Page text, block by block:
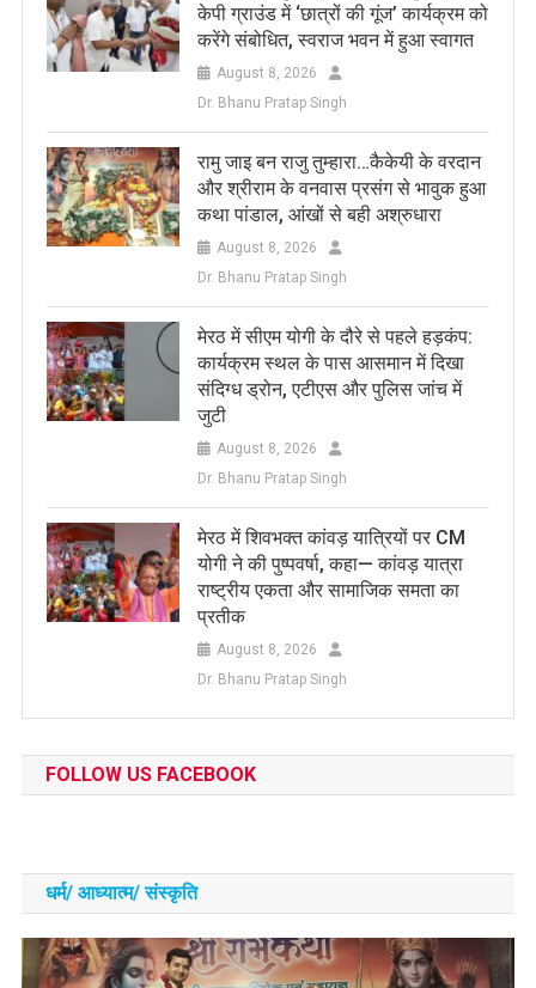
केपी ग्राउंड में ‘छात्रों की गूंज’ कार्यक्रम को
करेंगे संबोधित, स्वराज भवन में हुआ स्वागत
August 8, 2026
Dr. Bhanu Pratap Singh
रामु जाइ बन राजु तुम्हारा…कैकेयी के वरदान
और श्रीराम के वनवास प्रसंग से भावुक हुआ
कथा पांडाल, आंखों से बही अश्रुधारा
August 8, 2026
Dr. Bhanu Pratap Singh
मेरठ में सीएम योगी के दौरे से पहले हड़कंप:
कार्यक्रम स्थल के पास आसमान में दिखा
संदिग्ध ड्रोन, एटीएस और पुलिस जांच में
जुटी
August 8, 2026
Dr. Bhanu Pratap Singh
मेरठ में शिवभक्त कांवड़ यात्रियों पर CM
योगी ने की पुष्पवर्षा, कहा— कांवड़ यात्रा
राष्ट्रीय एकता और सामाजिक समता का
प्रतीक
August 8, 2026
Dr. Bhanu Pratap Singh
FOLLOW US FACEBOOK
धर्म/ आध्‍यात्‍म/ संस्‍कृति